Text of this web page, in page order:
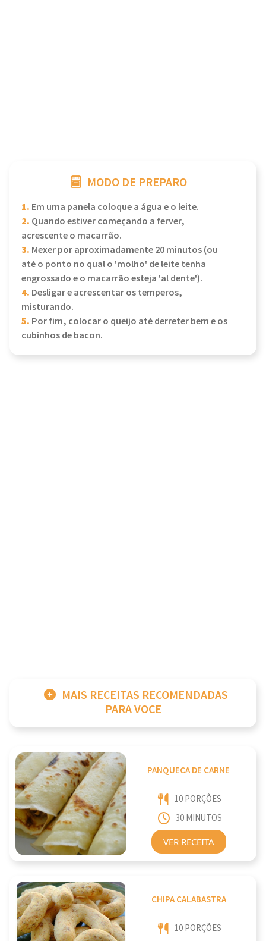
MODO DE PREPARO
1. Em uma panela coloque a água e o leite.
2. Quando estiver começando a ferver,
acrescente o macarrão.
3. Mexer por aproximadamente 20 minutos (ou
até o ponto no qual o 'molho' de leite tenha
engrossado e o macarrão esteja 'al dente').
4. Desligar e acrescentar os temperos,
misturando.
5. Por fim, colocar o queijo até derreter bem e os
cubinhos de bacon.
MAIS RECEITAS RECOMENDADAS
PARA VOCE
PANQUECA DE CARNE
10 PORÇÕES
30 MINUTOS
VER RECEITA
CHIPA CALABASTRA
10 PORÇÕES